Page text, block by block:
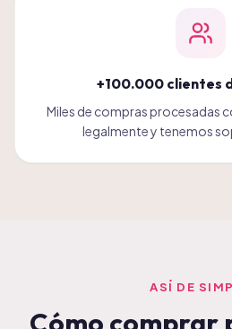
+100.000 clientes
Miles de compras procesadas
legalmente y tenemos
ASÍ DE